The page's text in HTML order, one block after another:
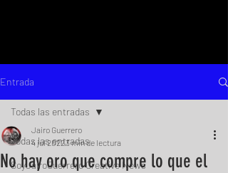
Entrada
Todas las entradas
SoyJairoGuerrero Creative News
Todas las entradas
No hay oro que compre lo que el
Jairo Guerrero
4 jul 20223 min de lectura